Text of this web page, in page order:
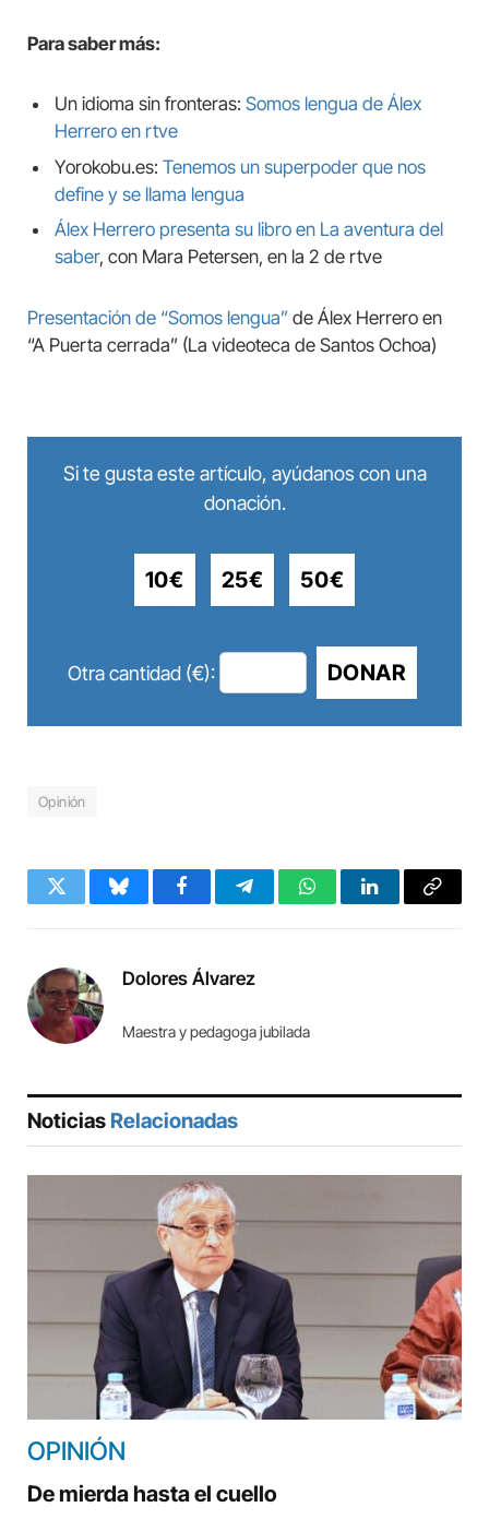
Para saber más:
Un idioma sin fronteras: Somos lengua de Álex
Herrero en rtve
Yorokobu.es: Tenemos un superpoder que nos
define y se llama lengua
Álex Herrero presenta su libro en La aventura del
saber, con Mara Petersen, en la 2 de rtve
Presentación de “Somos lengua” de Álex Herrero en
“A Puerta cerrada” (La videoteca de Santos Ochoa)
Si te gusta este artículo, ayúdanos con una
donación.
10€ 25€ 50€
Otra cantidad (€): DONAR
Opinión
Twitter BlueskyFacebookTelegramWhatsAppLinkedInCopy
Dolores Álvarez
Maestra y pedagoga jubilada
Noticias Relacionadas
OPINIÓN
De mierda hasta el cuello